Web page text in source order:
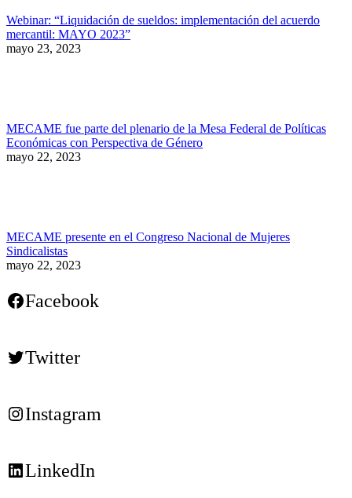
Webinar: “Liquidación de sueldos: implementación del acuerdo
mercantil: MAYO 2023”
mayo 23, 2023
MECAME fue parte del plenario de la Mesa Federal de Políticas
Económicas con Perspectiva de Género
mayo 22, 2023
MECAME presente en el Congreso Nacional de Mujeres
Sindicalistas
mayo 22, 2023
Facebook
Twitter
Instagram
LinkedIn